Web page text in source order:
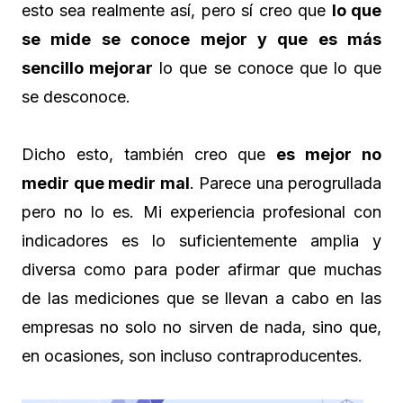
esto sea realmente así, pero sí creo que lo que
se mide se conoce mejor y que es más
sencillo mejorar lo que se conoce que lo que
se desconoce.
Dicho esto, también creo que es mejor no
medir que medir mal. Parece una perogrullada
pero no lo es. Mi experiencia profesional con
indicadores es lo suficientemente amplia y
diversa como para poder afirmar que muchas
de las mediciones que se llevan a cabo en las
empresas no solo no sirven de nada, sino que,
en ocasiones, son incluso contraproducentes.